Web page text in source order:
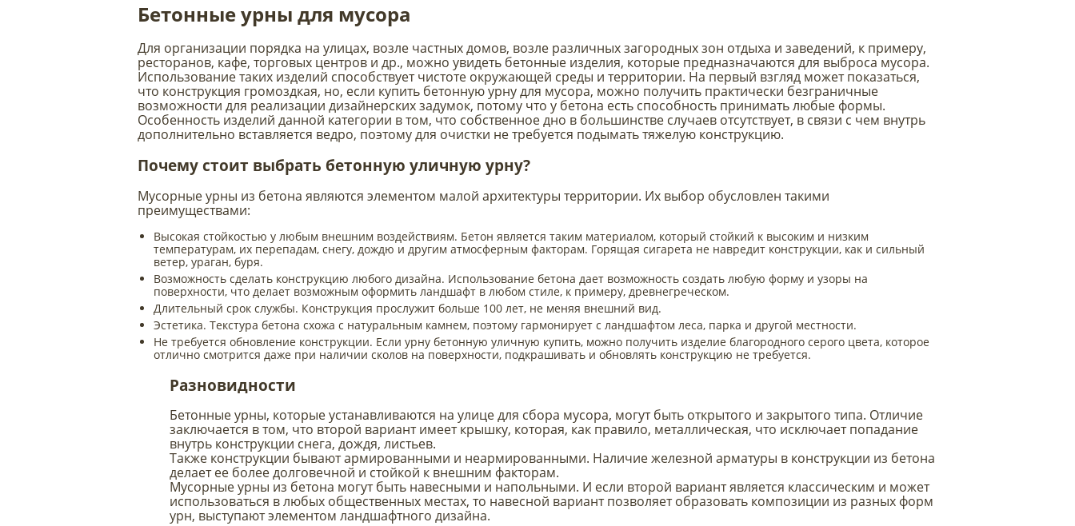
Бетонные урны для мусора
Для организации порядка на улицах, возле частных домов, возле различных загородных зон отдыха и заведений, к примеру,
ресторанов, кафе, торговых центров и др., можно увидеть бетонные изделия, которые предназначаются для выброса мусора.
Использование таких изделий способствует чистоте окружающей среды и территории. На первый взгляд может показаться,
что конструкция громоздкая, но, если купить бетонную урну для мусора, можно получить практически безграничные
возможности для реализации дизайнерских задумок, потому что у бетона есть способность принимать любые формы.
Особенность изделий данной категории в том, что собственное дно в большинстве случаев отсутствует, в связи с чем внутрь
дополнительно вставляется ведро, поэтому для очистки не требуется подымать тяжелую конструкцию.
Почему стоит выбрать бетонную уличную урну?
Мусорные урны из бетона являются элементом малой архитектуры территории. Их выбор обусловлен такими
преимуществами:
Высокая стойкостью у любым внешним воздействиям. Бетон является таким материалом, который стойкий к высоким и низким
температурам, их перепадам, снегу, дождю и другим атмосферным факторам. Горящая сигарета не навредит конструкции, как и сильный
ветер, ураган, буря.
Возможность сделать конструкцию любого дизайна. Использование бетона дает возможность создать любую форму и узоры на
поверхности, что делает возможным оформить ландшафт в любом стиле, к примеру, древнегреческом.
Длительный срок службы. Конструкция прослужит больше 100 лет, не меняя внешний вид.
Эстетика. Текстура бетона схожа с натуральным камнем, поэтому гармонирует с ландшафтом леса, парка и другой местности.
Не требуется обновление конструкции. Если урну бетонную уличную купить, можно получить изделие благородного серого цвета, которое
отлично смотрится даже при наличии сколов на поверхности, подкрашивать и обновлять конструкцию не требуется.
Разновидности
Бетонные урны, которые устанавливаются на улице для сбора мусора, могут быть открытого и закрытого типа. Отличие
заключается в том, что второй вариант имеет крышку, которая, как правило, металлическая, что исключает попадание
внутрь конструкции снега, дождя, листьев.
Также конструкции бывают армированными и неармированными. Наличие железной арматуры в конструкции из бетона
делает ее более долговечной и стойкой к внешним факторам.
Мусорные урны из бетона могут быть навесными и напольными. И если второй вариант является классическим и может
использоваться в любых общественных местах, то навесной вариант позволяет образовать композиции из разных форм
урн, выступают элементом ландшафтного дизайна.